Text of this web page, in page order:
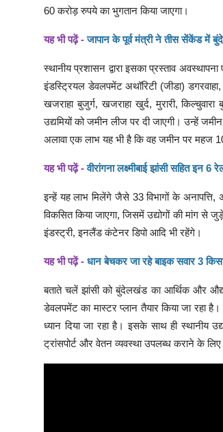
60 करोड़ रुपये का भुगतान किया जाएगा।
यह भी पढ़ें -जापान के पूर्व मंत्री ने तीस सेंकेंड में
स्थानीय प्रशासन द्वारा इसका प्रस्ताव
इंडस्ट्रियल डेवलपमेंट अथॉरिटी (जीडा)
खजराहा बुजुर्ग, खजराहा खुर्द, मुरारी,
उद्यमियों को जमीन लीज पर दी जाएगी। उन्हें
अलावा एक लाभ यह भी है कि वह जमीन पर
यह भी पढ़ें -वीरांगना लक्ष्मीबाई झांसी सहित इन
इन्हें यह लाभ मिलेंगे जैसे 33 विभागों के
विकसित किया जाएगा, जिसमें उद्योगों की मांग
इंडस्ट्री, इनलैंड कंटेनर डिपो आदि भी रहेंगे।
यह भी पढ़ें - धान बेचकर जा रहे बाइक सवार 3
बताते चलें झांसी को बुंदेलखंड का आर्थिक और
डेवलपमेंट का मास्टर प्लान तैयार किया जा
ध्यान दिया जा रहा है। इसके साथ ही स्थानीय
ट्रांसपोर्ट और वेतन व्यवस्था उपलब्ध कराने के लिए